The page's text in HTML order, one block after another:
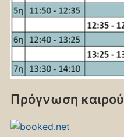
Πρόγνωση καιρού